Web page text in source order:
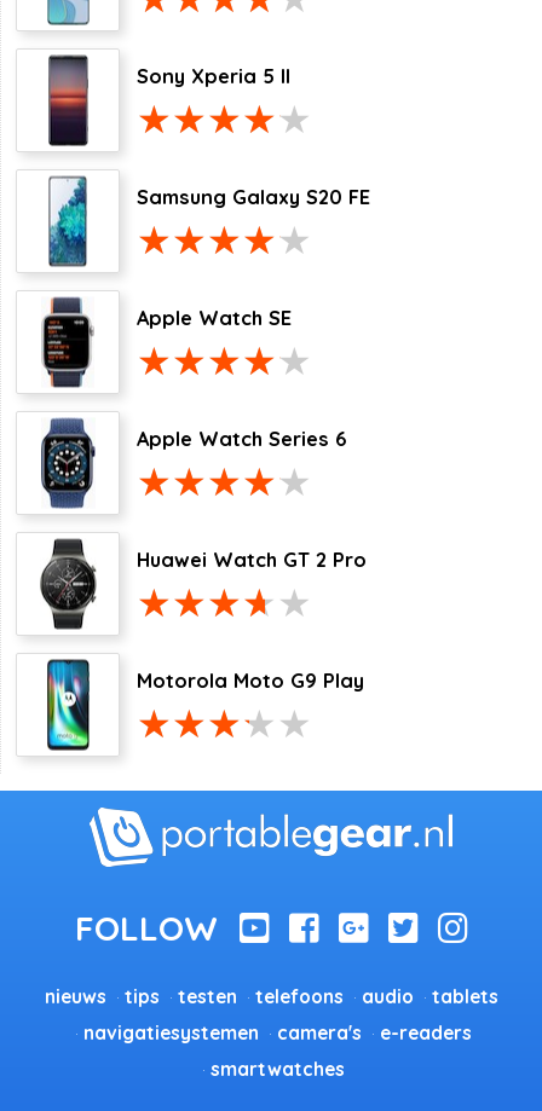
Sony Xperia 5 II
Samsung Galaxy S20 FE
Apple Watch SE
Apple Watch Series 6
Huawei Watch GT 2 Pro
Motorola Moto G9 Play
nieuws tips testen telefoons audio
tablets
navigatiesystemen
camera's
e-readers
smartwatches